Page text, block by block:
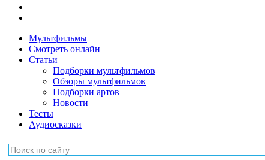
Мультфильмы
Смотреть онлайн
Статьи
Подборки мультфильмов
Обзоры мультфильмов
Подборки артов
Новости
Тесты
Аудиосказки